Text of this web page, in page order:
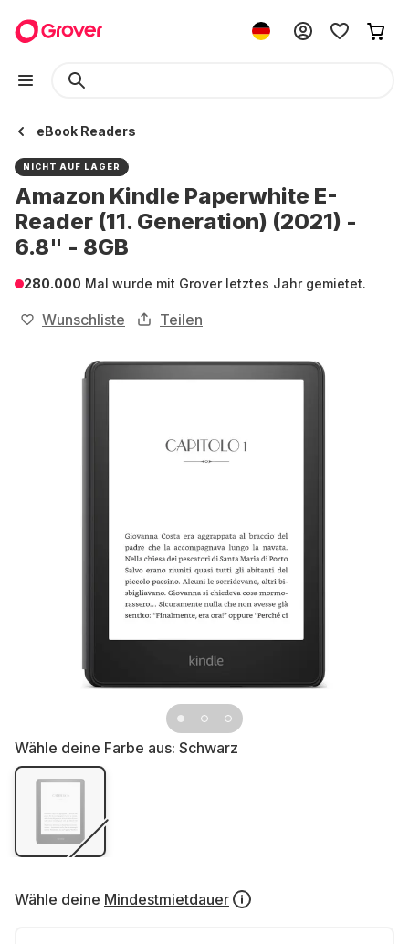
eBook Readers
NICHT AUF LAGER
Amazon Kindle Paperwhite E-
Reader (11. Generation) (2021) -
6.8" - 8GB
280.000 Mal wurde mit Grover letztes Jahr gemietet.
Wunschliste Teilen
Wähle deine Farbe aus: Schwarz
Wähle deine Mindestmietdauer